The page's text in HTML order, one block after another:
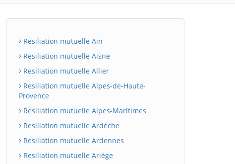
Resiliation mutuelle Ain
Resiliation mutuelle Aisne
Resiliation mutuelle Allier
Resiliation mutuelle Alpes-de-Haute-
Provence
Resiliation mutuelle Alpes-Maritimes
Resiliation mutuelle Ardèche
Resiliation mutuelle Ardennes
Resiliation mutuelle Ariège